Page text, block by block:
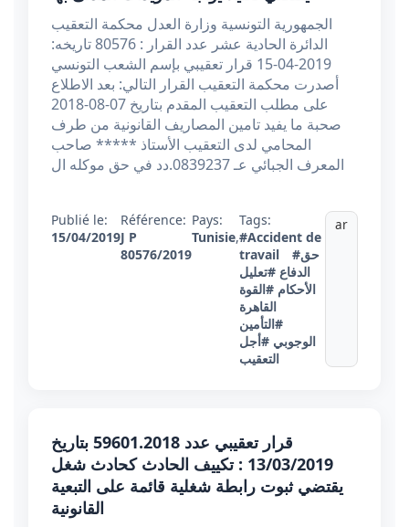
الجمهورية التونسية وزارة العدل محكمة التعقيب
الدائرة الحادية عشر عدد القرار : 80576 تاريخه:
2019-04-15 قرار تعقيبي بإسم الشعب التونسي
أصدرت محكمة التعقيب القرار التالي: بعد الاطلاع
على مطلب التعقيب المقدم بتاريخ 07-08-2018
صحبة ما يفيد تامين المصاريف القانونية من طرف
المحامي لدى التعقيب الأستاذ ***** صاحب
المعرف الجبائي عـ 0839237.دد في حق موكله ال
Publié le:
15/04/2019
Référence:
J P
80576/2019
Pays:
Tunisie,
Tags:
#Accident de
travail
#حق
الدفاع #تعليل
الأحكام #القوة
القاهرة
#التأمين
الوجوبي #أجل
التعقيب
ar
قرار تعقيبي عدد 59601.2018 بتاريخ
13/03/2019 : تكييف الحادث كحادث شغل
يقتضي ثبوت رابطة شغلية قائمة على التبعية
القانونية